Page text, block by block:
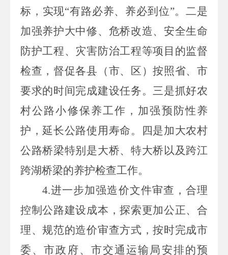
标，实现“有路必养、养必到位”。二是
加强养护大中修、危桥改造、安全生命
防护工程、灾害防治工程等项目的监督
检查，督促各县（市、区）按照省、市
要求的时间完成建设任务。三是抓好农
村公路小修保养工作，加强预防性养
护，延长公路使用寿命。四是加大农村
公路桥梁特别是大桥、特大桥以及跨江
跨湖桥梁的养护检查工作。
4.进一步加强造价文件审查，合理
控制公路建设成本，探索更加公正、合
理、规范的造价审查方式，按时完成市
委、市政府、市交通运输局安排的预